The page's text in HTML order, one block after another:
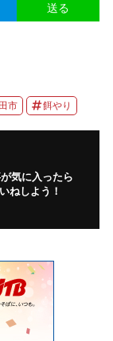
送る
市 餌やり
気に入ったら
ねしよう！